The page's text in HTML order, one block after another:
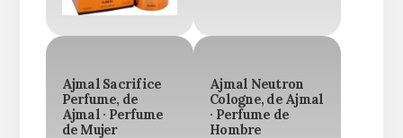
Ajmal Sacrifice
Perfume, de
Ajmal · Perfume
de Mujer
Ajmal Neutron
Cologne, de Ajmal
· Perfume de
Hombre